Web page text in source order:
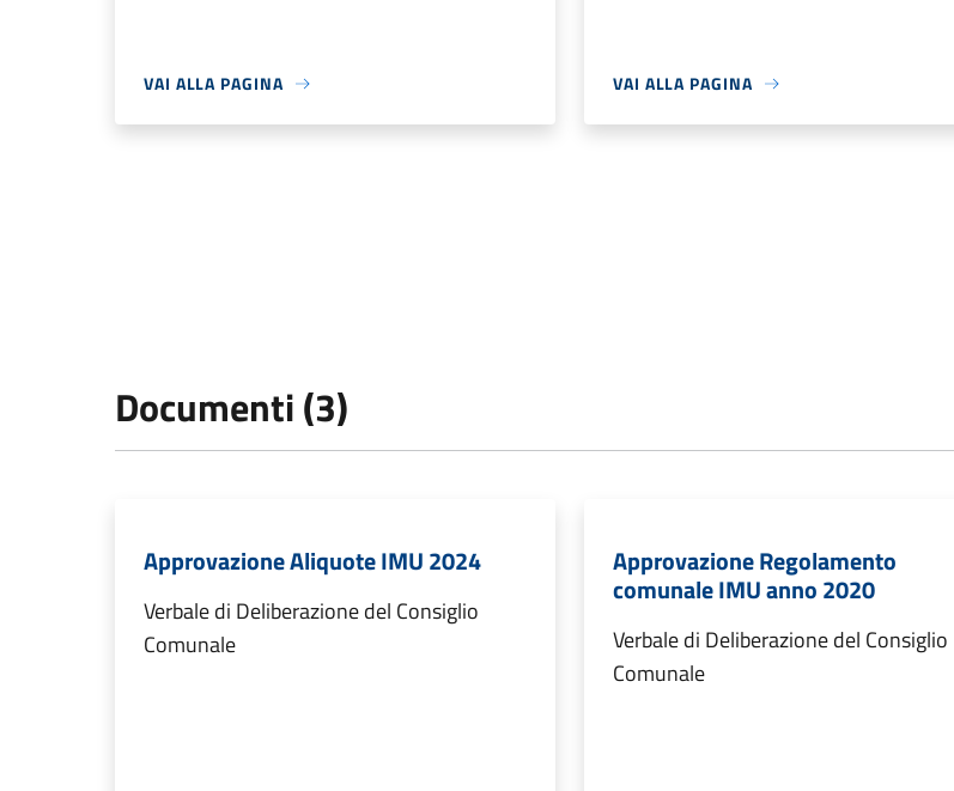
VAI ALLA PAGINA VAI ALLA PAGINA
Documenti (3)
Approvazione Aliquote IMU 2024
Verbale di Deliberazione del Consiglio
Comunale
Approvazione Regolamento
comunale IMU anno 2020
Verbale di Deliberazione del Consiglio
Comunale